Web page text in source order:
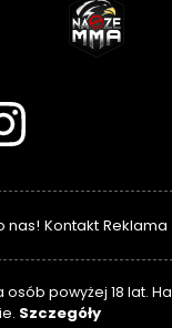
nas! Kontakt Reklama
osób powyżej 18 lat.
Szczegóły